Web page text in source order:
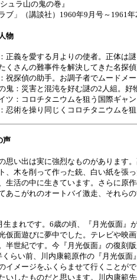
ュラ山の鬼の巻』
ブ」（講談社）1960年9月号～1961
物
正義を愛する月よりの使者。正体は謎
くさんの難事件を解決してきた名探偵
祝探偵の助手。お調子者でムードメー
鬼：災害と混沌を好む謎の2人組。好
ツ：コロチタニウムを狙う国際ギャン
忍術を操り同じくコロチタニウムを狙
声
思い出は実に強烈なものがあります
、木を削って作った銃、白い紙を張
生活の中に生きています。さらに原
あこがれのオートバイ激走、それら
生まれです。6歳の頃、『月光仮面』
仮面遊びに夢中でした。テレビや映
半世紀です。今『月光仮面』の復刻
くらい前、川内康範原作の『月光仮面
イメージをふくらませて行くことが
いしたものだと思います。川内康範